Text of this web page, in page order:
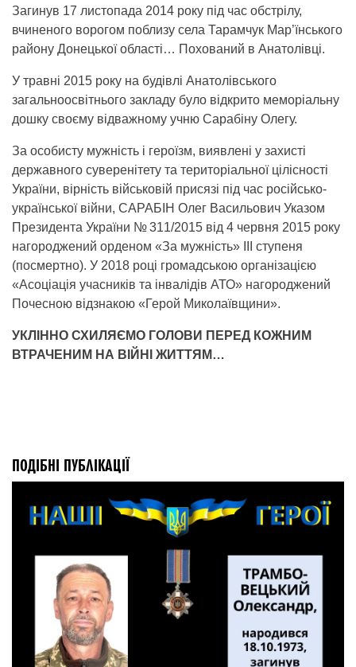
Загинув 17 листопада 2014 року під час обстрілу,
вчиненого ворогом поблизу села Тарамчук Мар’їнського
району Донецької області… Похований в Анатолівці.
У травні 2015 року на будівлі Анатолівського
загальноосвітнього закладу було відкрито меморіальну
дошку своєму відважному учню Сарабіну Олегу.
За особисту мужність і героїзм, виявлені у захисті
державного суверенітету та територіальної цілісності
України, вірність військовій присязі під час російсько-
української війни, САРАБІН Олег Васильович Указом
Президента України № 311/2015 від 4 червня 2015 року
нагороджений орденом «За мужність» III ступеня
(посмертно). У 2018 році громадською організацією
«Асоціація учасників та інвалідів АТО» нагороджений
Почесною відзнакою «Герой Миколаївщини».
УКЛІННО СХИЛЯЄМО ГОЛОВИ ПЕРЕД КОЖНИМ
ВТРАЧЕНИМ НА ВІЙНІ ЖИТТЯМ…
ПОДІБНІ ПУБЛІКАЦІЇ